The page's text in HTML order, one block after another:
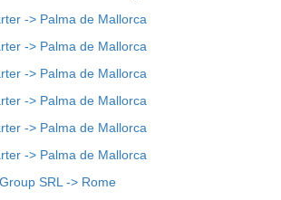
-> Palma de Mallorca
-> Palma de Mallorca
-> Palma de Mallorca
-> Palma de Mallorca
-> Palma de Mallorca
-> Palma de Mallorca
SRL -> Rome